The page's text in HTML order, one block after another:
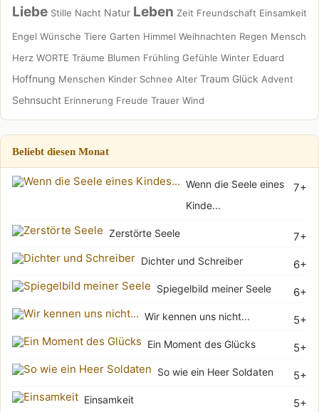
Liebe Stille Nacht Natur Leben Zeit Freundschaft Einsamkeit
Engel Wünsche Tiere Garten Himmel Weihnachten Regen Mensch
Herz WORTE Träume Blumen Frühling Gefühle Winter Eduard
Hoffnung Menschen Kinder Schnee Alter Traum Glück Advent
Sehnsucht Erinnerung Freude Trauer Wind
Beliebt diesen Monat
7+
Wenn die Seele eines
Kinde...
7+
Zerstörte Seele
6+
Dichter und Schreiber
6+
Spiegelbild meiner Seele
5+
Wir kennen uns nicht...
5+
Ein Moment des Glücks
5+
So wie ein Heer Soldaten
5+
Einsamkeit